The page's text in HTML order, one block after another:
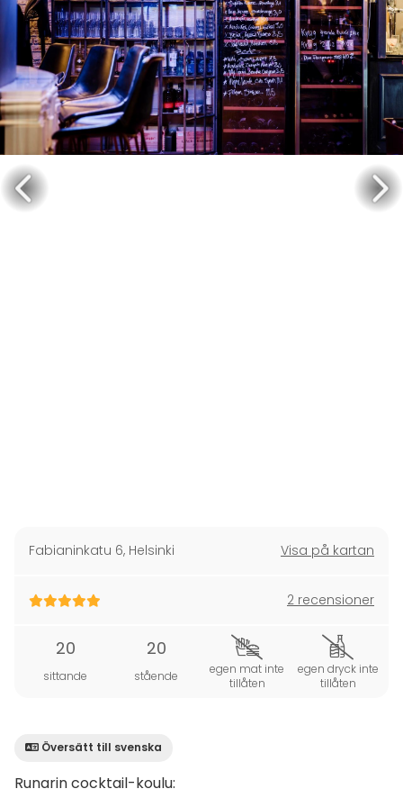
Fabianinkatu 6, Helsinki Visa på kartan
2 recensioner
20
sittande
20
stående
egen mat inte
tillåten
egen dryck inte
tillåten
Översätt till svenska
Runarin cocktail-koulu: